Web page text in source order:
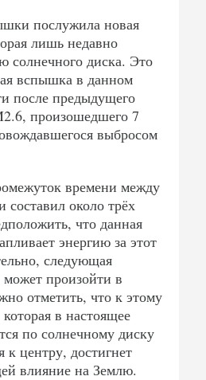
послужила новая
лишь недавно
солнечного диска. Это
вспышка в данном
после предыдущего
произошедшего 7
выбросом
времени между
около трёх
что данная
энергию за этот
следующая
произойти в
отметить, что к этому
в настоящее
по солнечному диску
к центру, достигнет
влияние на Землю.